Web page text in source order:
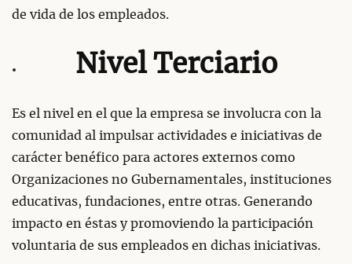
de vida de los empleados.
Nivel Terciario
Es el nivel en el que la empresa se involucra con la
comunidad al impulsar actividades e iniciativas de
carácter benéfico para actores externos como
Organizaciones no Gubernamentales, instituciones
educativas, fundaciones, entre otras. Generando
impacto en éstas y promoviendo la participación
voluntaria de sus empleados en dichas iniciativas.